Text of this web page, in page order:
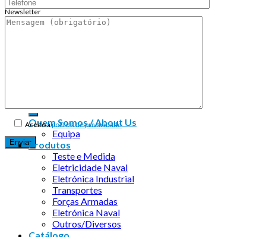
Aceito apolítica de privacidade
Newsletter
Endereço de email:
Quem Somos / About Us
Equipa
Produtos
Teste e Medida
Eletricidade Naval
Eletrónica Industrial
Transportes
Forças Armadas
Eletrónica Naval
Outros/Diversos